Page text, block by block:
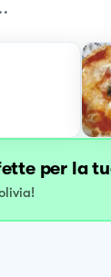
per la